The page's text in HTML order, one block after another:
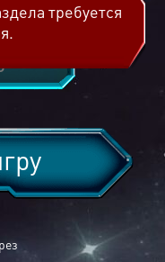
требуется